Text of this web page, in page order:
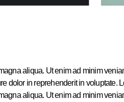
aliqua. Ut enim ad minim
dolor in reprehenderit in voluptate.
aliqua. Ut enim ad minim